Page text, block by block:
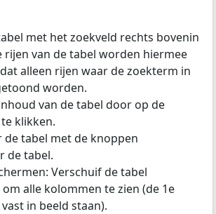
met het zoekveld rechts bovenin
rijen van de tabel worden hiermee
alleen rijen waar de zoekterm in
worden.
van de tabel door op de
klikken.
de tabel met de knoppen
de tabel.
Verschuif de tabel
alle kolommen te zien (de 1e
in beeld staan).